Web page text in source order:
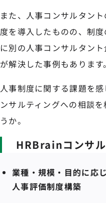
また、人事コンサルタン
度を導入したものの、制
に別の人事コンサルタン
が解決した事例もあります。
人事制度に関する課題を
ンサルティングへの相談
うか。
HRBrainコンサ
業種・規模・目的に応
人事評価制度構築